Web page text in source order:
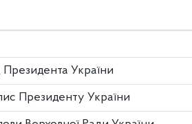
Президента України
Президенту України